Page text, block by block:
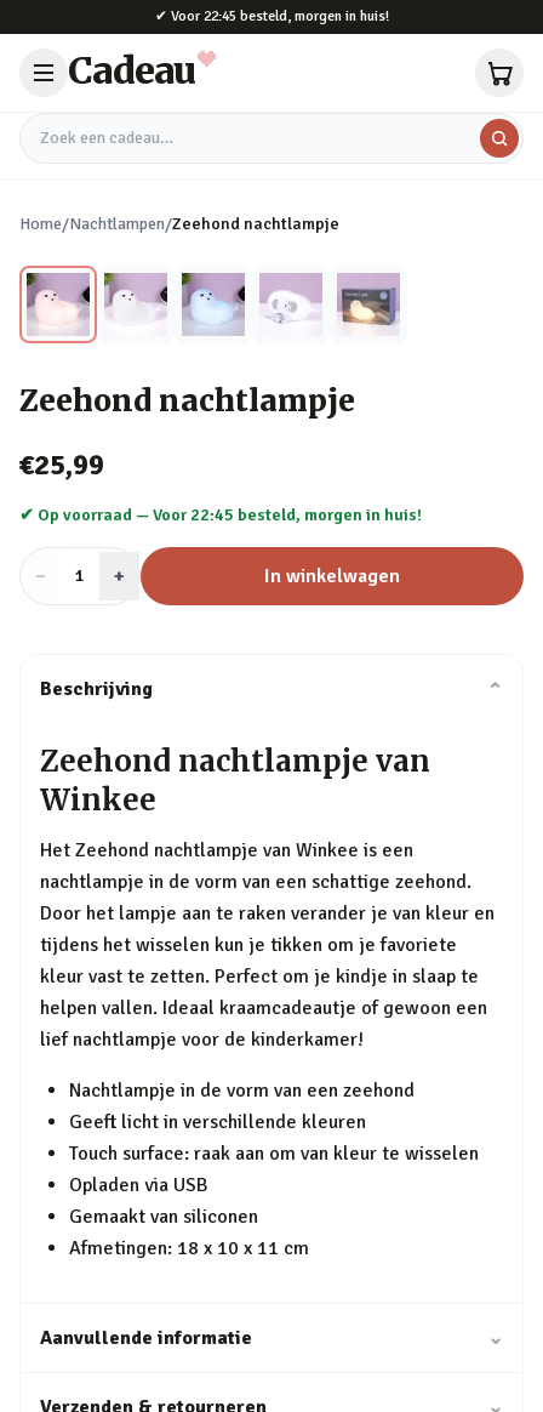
✔ Voor 22:45 besteld, morgen in huis!
Cadeau
Zoek een cadeau
Home/Nachtlampen/Zeehond nachtlampje
Zeehond nachtlampje
€25,99
✔ Op voorraad —Voor 22:45 besteld, morgen in huis!
− Aantal
1 + In winkelwagen
Beschrijving ⌄
Zeehond nachtlampje van
Winkee
Het Zeehond nachtlampje van Winkee is een
nachtlampje in de vorm van een schattige zeehond.
Door het lampje aan te raken verander je van kleur en
tijdens het wisselen kun je tikken om je favoriete
kleur vast te zetten. Perfect om je kindje in slaap te
helpen vallen. Ideaal kraamcadeautje of gewoon een
lief nachtlampje voor de kinderkamer!
Nachtlampje in de vorm van een zeehond
Geeft licht in verschillende kleuren
Touch surface: raak aan om van kleur te wisselen
Opladen via USB
Gemaakt van siliconen
Afmetingen: 18 x 10 x 11 cm
Aanvullende informatie ⌄
Verzenden & retourneren ⌄